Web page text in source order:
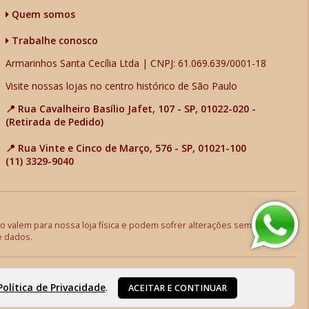
Quem somos
Trabalhe conosco
Armarinhos Santa Cecília Ltda | CNPJ: 61.069.639/0001-18
Visite nossas lojas no centro histórico de São Paulo
📍 Rua Cavalheiro Basílio Jafet, 107 - SP, 01022-020 -
(Retirada de Pedido)
📍 Rua Vinte e Cinco de Março, 576 - SP, 01021-100
(11) 3329-9040
para nossa loja física e podem sofrer alterações sem aviso
dados.
de Privacidade. ACEITAR E CONTINUAR